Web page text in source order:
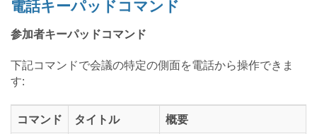
電話キーパッドコマンド
参加者キーパッドコマンド
下記コマンドで会議の特定の側面を電話から操作できま
す:
コマンド タイトル
概要